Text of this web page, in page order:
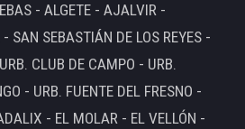
- ALGETE - AJALVIR -
SAN SEBASTIÁN DE LOS REYES -
CLUB DE CAMPO - URB.
- URB. FUENTE DEL FRESNO -
- EL MOLAR - EL VELLÓN -